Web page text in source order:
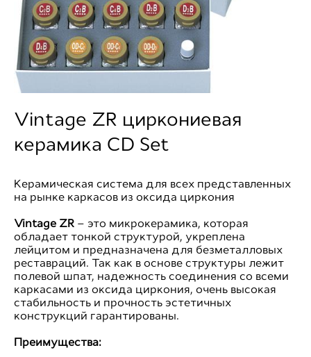
Vintage ZR циркониевая
керамика CD Set
Керамическая система для всех представленных
на рынке каркасов из оксида циркония
Vintage ZR – это микрокерамика, которая
обладает тонкой структурой, укреплена
лейцитом и предназначена для безметалловых
реставраций. Так как в основе структуры лежит
полевой шпат, надежность соединения со всеми
каркасами из оксида циркония, очень высокая
стабильность и прочность эстетичных
конструкций гарантированы.
Преимущества: